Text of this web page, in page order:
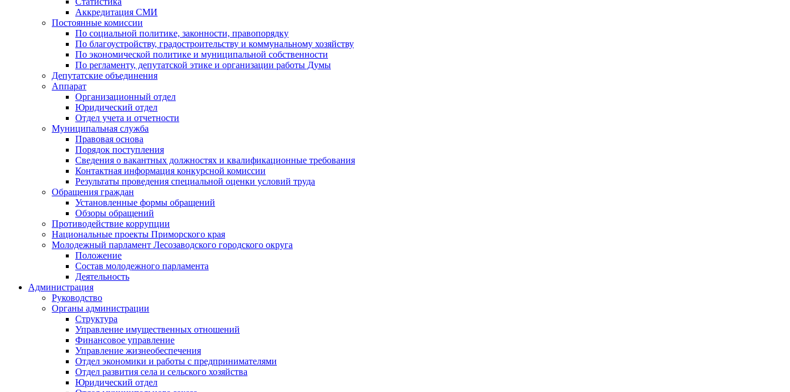
Аккредитация СМИ
Постоянные комиссии
По социальной политике, законности, правопорядку
По благоустройству, градостроительству и коммунальному хозяйству
По экономической политике и муниципальной собственности
По регламенту, депутатской этике и организации работы Думы
Депутатские объединения
Аппарат
Организационный отдел
Юридический отдел
Отдел учета и отчетности
Муниципальная служба
Правовая основа
Порядок поступления
Сведения о вакантных должностях и квалификационные требования
Контактная информация конкурсной комиссии
Результаты проведения специальной оценки условий труда
Обращения граждан
Установленные формы обращений
Обзоры обращений
Противодействие коррупции
Национальные проекты Приморского края
Молодежный парламент Лесозаводского городского округа
Положение
Состав молодежного парламента
Деятельность
Администрация
Руководство
Органы администрации
Структура
Управление имущественных отношений
Финансовое управление
Управление жизнеобеспечения
Отдел экономики и работы с предпринимателями
Отдел развития села и сельского хозяйства
Юридический отдел